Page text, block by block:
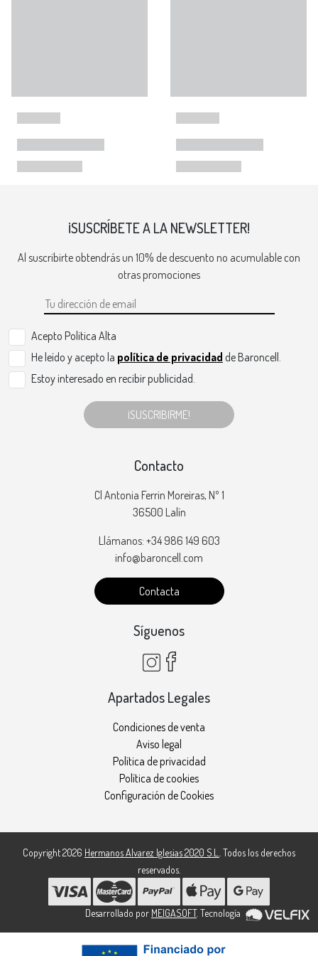
¡SUSCRÍBETE A LA NEWSLETTER!
Al suscribirte obtendrás un 10% de descuento no acumulable con
otras promociones
Acepto Politica Alta
He leído y acepto la política de privacidad de Baroncell.
Estoy interesado en recibir publicidad.
¡SUSCRIBIRME!
Contacto
Cl Antonia Ferrin Moreiras, Nº 1
36500 Lalín
Llámanos: +34 986 149 603
info@baroncell.com
Contacta
Síguenos
Apartados Legales
Condiciones de venta
Aviso legal
Política de privacidad
Política de cookies
Configuración de Cookies
Copyright 2026 Hermanos Alvarez Iglesias 2020 S.L.. Todos los derechos
reservados.
Desarrollado por MEIGASOFT. Tecnología